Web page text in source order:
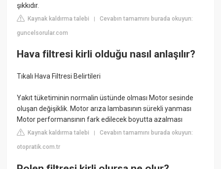
şıkkıdır.
Kaynak kaldırma talebi |Cevabın tamamını burada okuyun:
guncelsorular.com
Hava filtresi kirli olduğu nasıl anlaşılır?
Tıkalı Hava Filtresi Belirtileri
Yakıt tüketiminin normalin üstünde olması Motor sesinde
oluşan değişiklik. Motor arıza lambasının sürekli yanması
Motor performansının fark edilecek boyutta azalması
Kaynak kaldırma talebi |Cevabın tamamını burada okuyun:
otopratik.com.tr